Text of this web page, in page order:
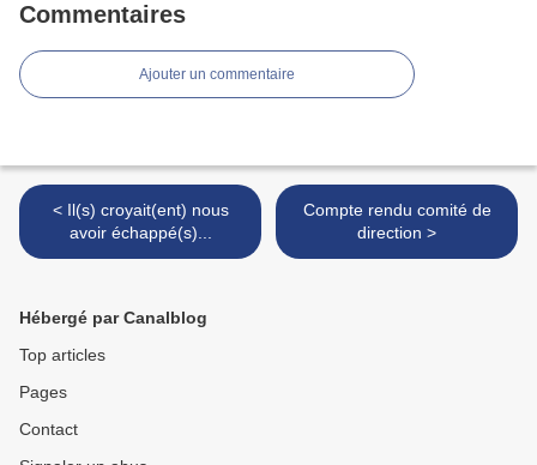
Commentaires
Ajouter un commentaire
< Il(s) croyait(ent) nous
avoir échappé(s)...
Compte rendu comité de
direction >
Hébergé par Canalblog
Top articles
Pages
Contact